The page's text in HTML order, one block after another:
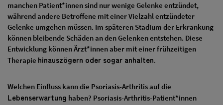
manchen Patient*innen sind nur wenige Gelenke entzündet,
während andere Betroffene mit einer Vielzahl entzündeter
Gelenke umgehen müssen. Im späteren Stadium der Erkrankung
können bleibende Schäden an den Gelenken entstehen. Diese
Entwicklung können Ärzt*innen aber mit einer frühzeitigen
Therapie hinauszögern oder sogar anhalten.
Welchen Einfluss kann die Psoriasis-Arthritis auf die
Lebenserwartung haben? Psoriasis-Arthritis-Patient*innen